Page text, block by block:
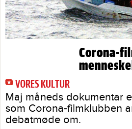
Corona-
VORES KULTUR
Maj måneds dokumentar
som Corona-filmklubben
debatmøde om.